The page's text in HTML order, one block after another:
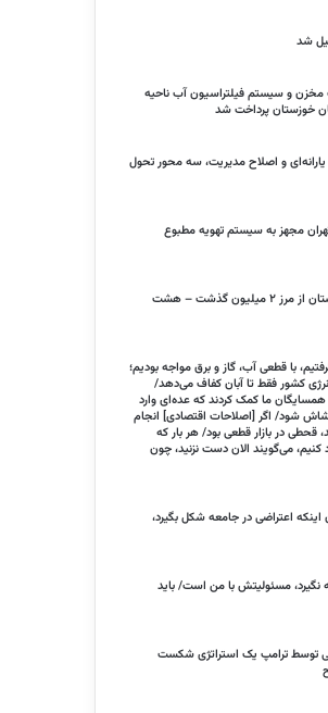
شد
و سیستم فیلتراسیون آب ناحیه
خوزستان پرداخت شد
و اصلاح مدیریت، سه محور تحول
مجهز به سیستم تهویه مطبوع
تردد زائران اربعین در خوزستان از مرز ۲ میلیون گذشت – هشت
با قطعی آب، گاز و برق مواجه بودیم؛
کشور فقط تا آبان کفاف می‌دهد/
ما کمک کردند که عده‌ای وارد
شود/ اگر [اصلاحات اقتصادی] انجام
در بازار قطعی بود/ هر بار که
می‌گویند الان دست نزنید، چون
اینکه اعتراضی در جامعه شکل بگیرد،
مسئولیتش با من است/ باید
توسط ترامپ یک استراتژی شکست